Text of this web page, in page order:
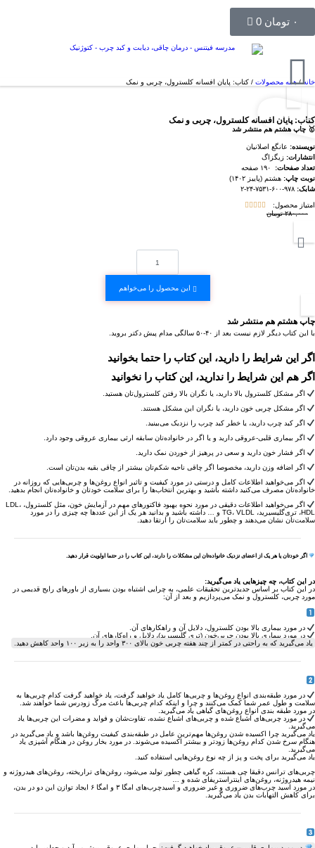
۰ تومان 0
ورود
خانه/همه محصولات / کتاب: پایان افسانه کلسترول، چربی و نمک
☆ جشنواره ☆
کتاب: پایان افسانه کلسترول، چربی و نمک
🥇 چاپ هشتم هم منتشر شد
نویسنده: عانگع اصلانیان
انتشارات: زیگزاگ
تعداد صفحات: ۱۹۰ صفحه
نوبت چاپ: هشتم (پاییز ۱۴۰۲)
شابک:
امتیاز محصول: 




۲۸۰,۰۰۰ تومان
این محصول را می‌خواهم
چاپ هشتم هم منتشر شد
با این کتاب دیگر لازم نیست بعد از ۴۰-۵۰ سالگی مدام پیش دکتر بروید.
اگر این شرایط را دارید، این کتاب را حتما بخوانید
اگر هم این شرایط را ندارید، این کتاب را نخوانید
اگر مشکل کلسترول‌ بالا دارید، یا نگران بالا رفتن کلسترول‌تان هستید.
اگر مشکل چربی خون دارید، یا نگران این مشکل هستند.
اگر کبد چرب دارید، یا خطر کبد چرب را نزدیک می‌بینید.
اگر بیماری قلبی-عروقی دارید و یا اگر در خانواده‌تان سابقه ارثی بیماری عروقی وجود دارد.
اگر فشار خون دارید و سعی در پرهیز از خوردن نمک دارید.
اگر اضافه وزن دارید، مخصوصا اگر چاقی ناحیه شکم‌تان بیشتر از چاقی بقیه بدن‌تان است.
اگر می‌خواهید اطلاعات کامل و درستی در مورد کیفیت و تاثیر انواع روغن‌ها و چربی‌هایی که روزانه در
خانواده‌تان مصرف می‌کنید داشته باشید و بهترین انتخاب‌ها را برای سلامت خودتان و خانواده‌تان انجام بدهید.
اگر می‌خواهید اطلاعات دقیقی در مورد نحوه بهبود فاکتور‌های مهم در آزمایش خون، مثل کلسترول، LDL،
HDL، تری‌گلیسیرید، TG، VLDL و … داشته باشید و بدانید هر یک از این عدد‌ها چه چیزی را در مورد
سلامت‌تان نشان می‌دهند و چطور باید سلامت‌تان را ارتقا دهید.
اگر خودتان یا هر یک از اعضای نزدیک خانواده‌تان این مشکلات را دارند، این کتاب را در حتما اولویت قرار دهید.
در این کتاب، چه چیز‌هایی یاد می‌گیرید:
در این کتاب بر اساس جدید‌ترین تحقیقات علمی، به چرایی اشتباه بودن بسیاری از باور‌های رایج قدیمی در
مورد چربی، کلسترول و نمک می‌پردازیم و بعد از آن:
در مورد بیماری بالا بودن کلسترول، دلایل آن و راهکار‌های آن.
در مورد بیماری بالا بودن چربی‌خون (تری گلیسیرید)، دلایل و راه‌کار‌های آن.
یاد می‌گیرید که به راحتی در کمتر از چند هفته چربی خون بالای ۳۰۰ واحد را به زیر ۱۰۰ واحد کاهش دهید.
در مورد طبقه‌بندی انواع روغن‌ها و چربی‌ها کامل یاد خواهید گرفت، یاد خواهید گرفت کدام چربی‌ها به
سلامت‌ و طول عمر شما کمک می‌کنند و چرا و اینکه کدام چربی‌ها باعث مرگ زود‌رس شما خواهند شد.
در مورد طبقه بندی انواع روغن‌های گیاهی یاد می‌گیرید.
در مورد چربی‌های اشباع شده و چربی‌های اشباع نشده، تفاوت‌شان و فواید و مضرات این چربی‌ها یاد
می‌گیرید.
یاد می‌گیرید چرا اکسیده‌ شدن روغن‌ها مهم‌ترین عامل در طبقه‌بندی کیفیت روغن‌ها باشد و یاد می‌گیرید در
هنگام سرخ شدن کدام روغن‌ها زود‌تر و بیشتر اکسیده می‌شوند. در مورد بخار روغن در هنگام آشپزی یاد
می‌گیرید.
یاد می‌گیرید برای پخت و پز از چه نوع روغن‌هایی استفاده کنید.
چربی‌های ترانس دقیقا چی هستند، کره گیاهی چطور تولید می‌شود، روغن‌های تراریخته، روغن‌های هیدروژنه و
نیمه هیدروژنه، روغن‌های اینتراستریفای شده و …
در مورد اسید چرب‌های ضروری و غیر ضروری و اسید‌چرب‌های امگا ۳ و امگا ۶ ایجاد توازن این دو در بدن،
برای کاهش التهابات بدن یاد می‌گیرید.